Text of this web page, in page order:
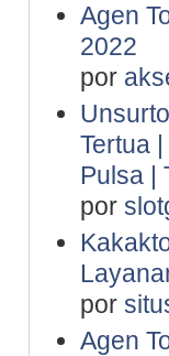
Agen
2022
por
Tertua
Pulsa |
por
por
Agen